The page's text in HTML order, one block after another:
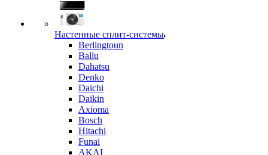
Настенные сплит-системы
Berlingtoun
Ballu
Dahatsu
Denko
Daichi
Daikin
Axioma
Bosch
Hitachi
Funai
AKAI